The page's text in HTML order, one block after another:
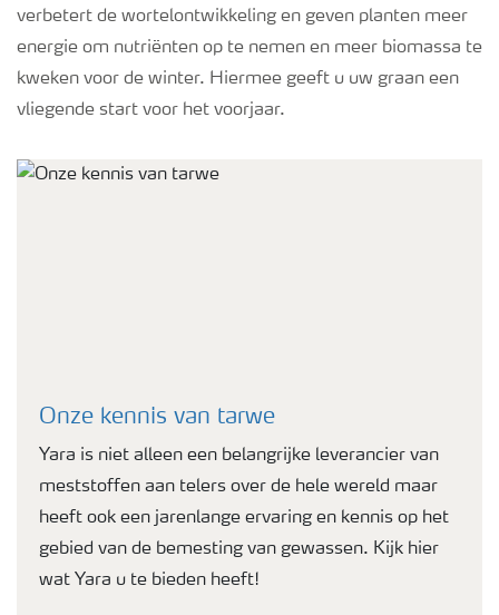
verbetert de wortelontwikkeling en geven planten meer
energie om nutriënten op te nemen en meer biomassa te
kweken voor de winter. Hiermee geeft u uw graan een
vliegende start voor het voorjaar.
Onze kennis van tarwe
Yara is niet alleen een belangrijke leverancier van
meststoffen aan telers over de hele wereld maar
heeft ook een jarenlange ervaring en kennis op het
gebied van de bemesting van gewassen. Kijk hier
wat Yara u te bieden heeft!